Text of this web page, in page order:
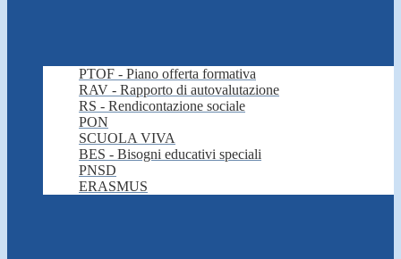
PTOF - Piano offerta formativa
RAV - Rapporto di autovalutazione
RS - Rendicontazione sociale
PON
SCUOLA VIVA
BES - Bisogni educativi speciali
PNSD
ERASMUS